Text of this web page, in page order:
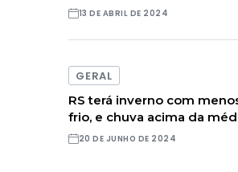
13 DE ABRIL DE 2024
GERAL
RS terá inverno com
frio, e chuva acima da
20 DE JUNHO DE 2024